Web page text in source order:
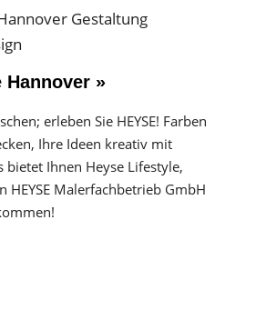
Hannover »
erleben Sie HEYSE! Farben
Ihre Ideen kreativ mit
bietet Ihnen Heyse Lifestyle,
HEYSE Malerfachbetrieb GmbH